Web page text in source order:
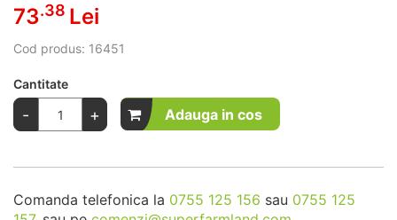
73.38 Lei
Cod produs: 16451
Cantitate
- + Adauga in cos
Comanda telefonica la 0755 125 156 sau 0755 125